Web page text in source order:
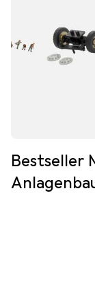
Bestseller